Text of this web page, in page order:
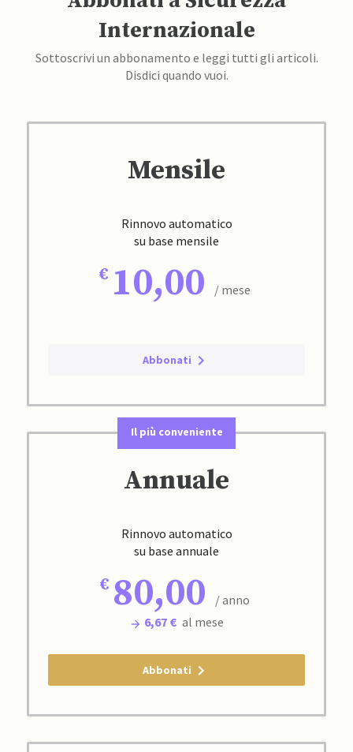
Internazionale
Sottoscrivi un abbonamento e leggi tutti gli articoli.
Disdici quando vuoi.
Mensile
Rinnovo automatico
su base mensile
10,00 / mese
Abbonati
Il più conveniente
Annuale
Rinnovo automatico
su base annuale
80,00
/ anno
6,67 € al mese
Abbonati